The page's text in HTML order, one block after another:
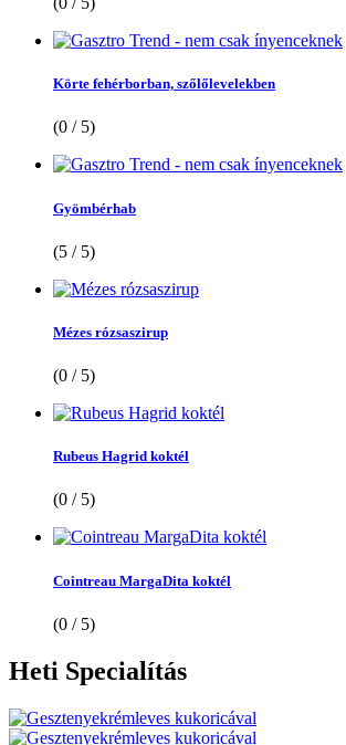
Körte fehérborban, szőlőlevelekben
(0 / 5)
Gyömbérhab
(5 / 5)
Mézes rózsaszirup
(0 / 5)
Rubeus Hagrid koktél
(0 / 5)
Cointreau MargaDita koktél
(0 / 5)
Heti Specialítás